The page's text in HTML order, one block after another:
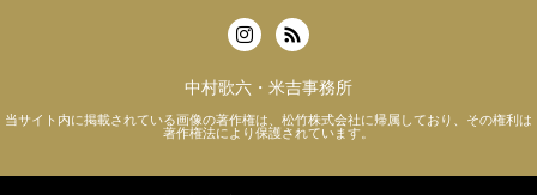
中村歌六・米吉事務所
当サイト内に掲載されている画像の著作権は、松竹株式会社に帰属しており、その権利は
著作権法により保護されています。